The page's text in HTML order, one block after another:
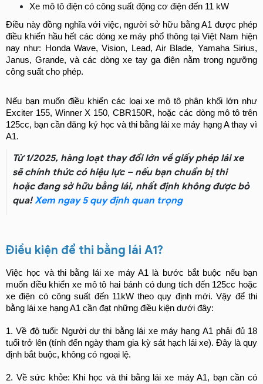
Xe mô tô điện có công suất động cơ điện đến 11 kW
Điều này đồng nghĩa với việc, người sở hữu bằng A1 được phép
điều khiển hầu hết các dòng xe máy phổ thông tại Việt Nam hiện
nay như: Honda Wave, Vision, Lead, Air Blade, Yamaha Sirius,
Janus, Grande, và các dòng xe tay ga điện nằm trong ngưỡng
công suất cho phép.
Nếu bạn muốn điều khiển các loại xe mô tô phân khối lớn như
Exciter 155, Winner X 150, CBR150R, hoặc các dòng mô tô trên
125cc, bạn cần đăng ký học và thi bằng lái xe máy hạng A thay vì
A1.
Từ 1/2025, hàng loạt thay đổi lớn về giấy phép lái xe
sẽ chính thức có hiệu lực – nếu bạn chuẩn bị thi
hoặc đang sở hữu bằng lái, nhất định không được bỏ
qua! Xem ngay 5 quy định quan trọng
Điều kiện để thi bằng lái A1?
Việc học và thi bằng lái xe máy A1 là bước bắt buộc nếu bạn
muốn điều khiển xe mô tô hai bánh có dung tích đến 125cc hoặc
xe điện có công suất đến 11kW theo quy định mới. Vậy để thi
bằng lái xe hạng A1 cần đạt những điều kiện dưới đây:
1. Về độ tuổi: Người dự thi bằng lái xe máy hạng A1 phải đủ 18
tuổi trở lên (tính đến ngày tham gia kỳ sát hạch lái xe). Đây là quy
định bắt buộc, không có ngoại lệ.
2. Về sức khỏe: Khi học và thi bằng lái xe máy A1, bạn cần có